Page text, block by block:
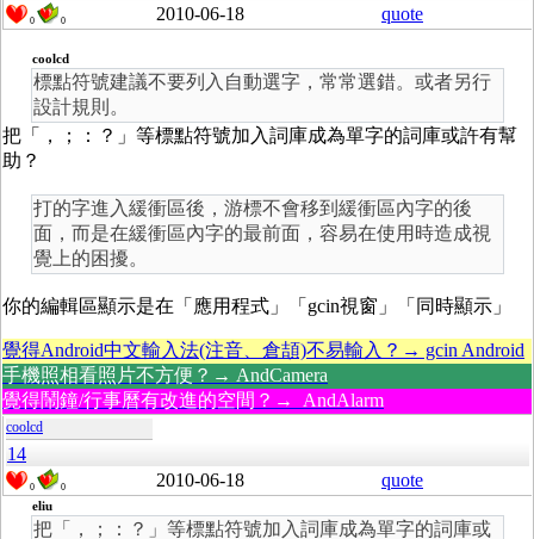
0 0 2010-06-18 quote
coolcd
標點符號建議不要列入自動選字，常常選錯。或者另行
設計規則。
把「，；：？」等標點符號加入詞庫成為單字的詞庫或許有幫
助？
打的字進入緩衝區後，游標不會移到緩衝區內字的後
面，而是在緩衝區內字的最前面，容易在使用時造成視
覺上的困擾。
你的編輯區顯示是在「應用程式」「gcin視窗」「同時顯示」
覺得Android中文輸入法(注音、倉頡)不易輸入？→ gcin Android
手機照相看照片不方便？→ AndCamera
覺得鬧鐘/行事曆有改進的空間？→ AndAlarm
coolcd
14
0 0 2010-06-18 quote
eliu
把「，；：？」等標點符號加入詞庫成為單字的詞庫或